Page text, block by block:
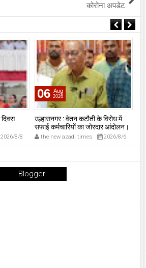
कोरोना अपडेट
8/8
06 Aug
2026
उल्हासनगर : वेतन कटौती के विरोध में
सफाई कर्मचारियों का जोरदार आंदोलन।
the new azadi times 2026/8/6
Blogger